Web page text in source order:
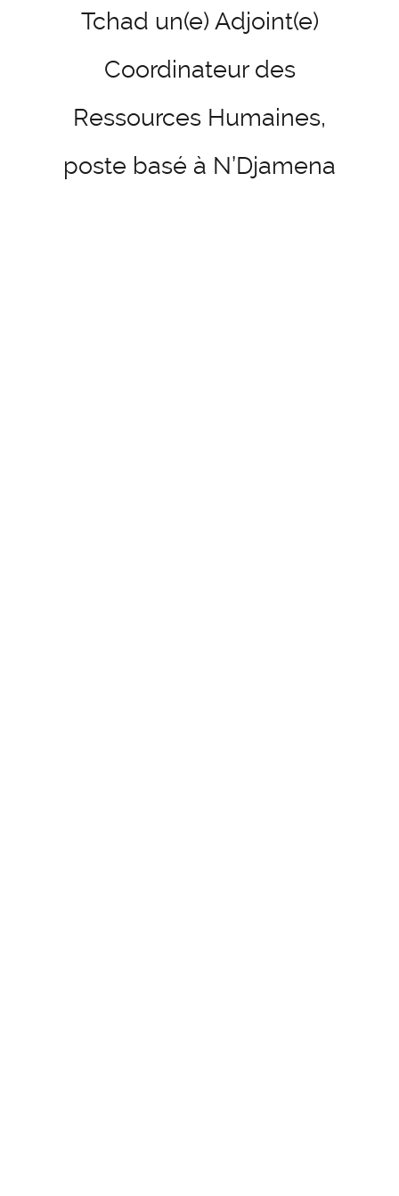
Tchad un(e) Adjoint(e)
Coordinateur des
Ressources Humaines,
poste basé à N’Djamena